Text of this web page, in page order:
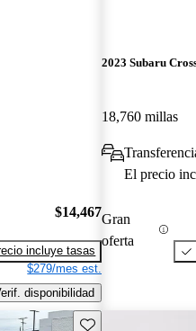
$14,467
incluye tasas
$279/mes est.
disponibilidad
2023 Subaru
18,760 millas
El precio
Gran
oferta
Guarda este Aviso